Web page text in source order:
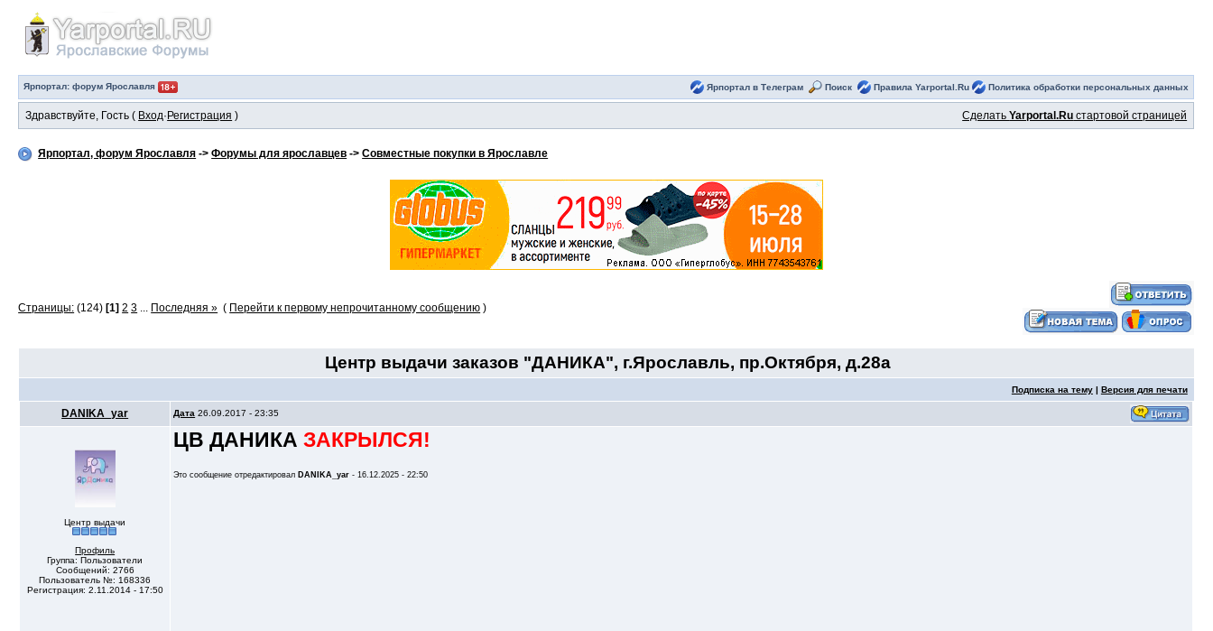
Ярпортал: форум Ярославля Ярпортал в Телеграм Поиск Правила Yarportal.Ru Политика обработки персональных данных
Здравствуйте, Гость ( Вход· Регистрация ) СделатьYarportal.Ru стартовой страницей
Ярпортал, форум Ярославля ->Форумы для ярославцев ->Совместные покупки в Ярославле
Страницы: (124) [1] 2 3 ... Последняя » ( Перейти к первому непрочитанному сообщению )
Центр выдачи заказов "ДАНИКА", г.Ярославль, пр.Октября, д.28а
Подписка на тему| Версия для печати
DANIKA_yar Дата 26.09.2017 - 23:35
Центр выдачи
Профиль
Группа: Пользователи
Сообщений: 2766
Пользователь №: 168336
Регистрация: 2.11.2014 - 17:50
ЦВ ДАНИКАЗАКРЫЛСЯ!
Это сообщение отредактировал DANIKA_yar - 16.12.2025 - 22:50